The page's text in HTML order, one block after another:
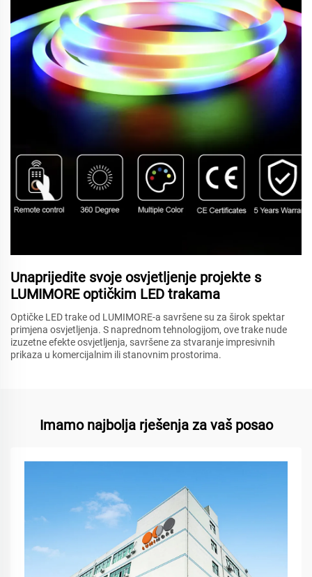
Unaprijedite svoje osvjetljenje projekte s
LUMIMORE optičkim LED trakama
Optičke LED trake od LUMIMORE-a savršene su za širok spektar
primjena osvjetljenja. S naprednom tehnologijom, ove trake nude
izuzetne efekte osvjetljenja, savršene za stvaranje impresivnih
prikaza u komercijalnim ili stanovnim prostorima.
Imamo najbolja rješenja za vaš posao